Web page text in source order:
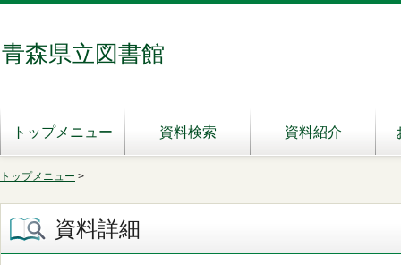
青森県立図書館
トップメニュー 資料検索 資料紹介
トップメニュー >
資料詳細